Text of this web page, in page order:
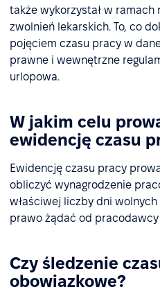
także wykorzystał w
zwolnień lekarskich. To, co
pojęciem czasu pracy w
prawne i wewnętrzne
urlopowa.
W jakim celu
ewidencję czasu
Ewidencję czasu pracy
obliczyć wynagrodzenie
właściwej liczby dni
prawo żądać od
Czy śledzenie
obowiązkowe?